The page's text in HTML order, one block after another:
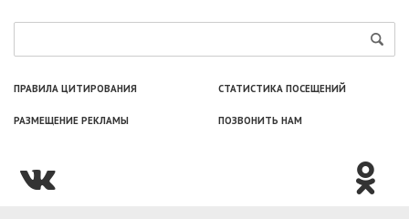
ПРАВИЛА ЦИТИРОВАНИЯ СТАТИСТИКА ПОСЕЩЕНИЙ
РАЗМЕЩЕНИЕ РЕКЛАМЫ ПОЗВОНИТЬ НАМ